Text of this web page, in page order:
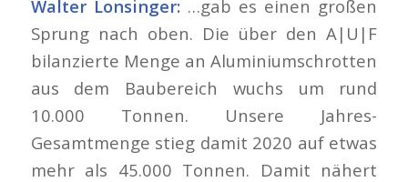
Walter Lonsinger: …gab es einen großen
Sprung nach oben. Die über den A|U|F
bilanzierte Menge an Aluminiumschrotten
aus dem Baubereich wuchs um rund
10.000 Tonnen. Unsere Jahres-
Gesamtmenge stieg damit 2020 auf etwas
mehr als 45.000 Tonnen. Damit nähert